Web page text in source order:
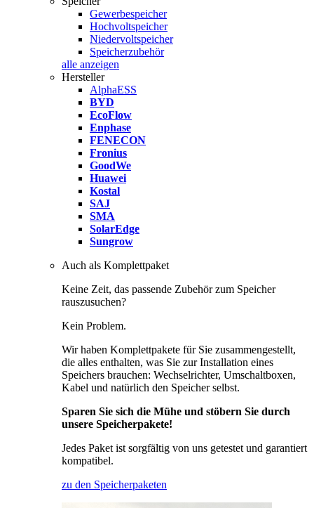
Gewerbespeicher
Hochvoltspeicher
Niedervoltspeicher
Speicherzubehör
alle anzeigen
Hersteller
AlphaESS
BYD
EcoFlow
Enphase
FENECON
Fronius
GoodWe
Huawei
Kostal
SAJ
SMA
SolarEdge
Sungrow
Auch als Komplettpaket
Keine Zeit, das passende Zubehör zum Speicher
rauszusuchen?
Kein Problem.
Wir haben Komplettpakete für Sie zusammengestellt,
die alles enthalten, was Sie zur Installation eines
Speichers brauchen: Wechselrichter, Umschaltboxen,
Kabel und natürlich den Speicher selbst.
Sparen Sie sich die Mühe und stöbern Sie durch
unsere Speicherpakete!
Jedes Paket ist sorgfältig von uns getestet und garantiert
kompatibel.
zu den Speicherpaketen